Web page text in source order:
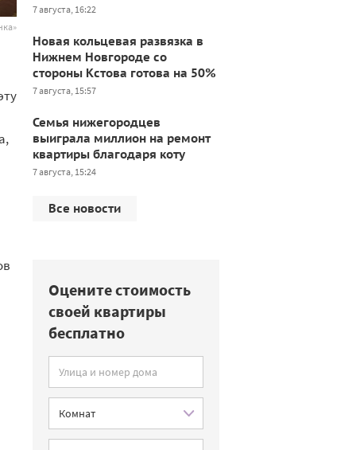
7 августа, 16:22
Новая кольцевая развязка в
Нижнем Новгороде со
стороны Кстова готова на 50%
7 августа, 15:57
Семья нижегородцев
выиграла миллион на ремонт
квартиры благодаря коту
7 августа, 15:24
Все новости
Оцените стоимость
своей квартиры
бесплатно